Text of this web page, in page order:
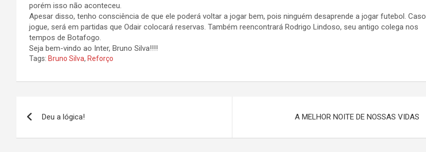
porém isso não aconteceu.
Apesar disso, tenho consciência de que ele poderá voltar a jogar bem, pois ninguém desaprende a jogar futebol. Caso
jogue, será em partidas que Odair colocará reservas. Também reencontrará Rodrigo Lindoso, seu antigo colega nos
tempos de Botafogo.
Seja bem-vindo ao Inter, Bruno Silva!!!!
Tags: Bruno Silva, Reforço
de
Deu a lógica! A MELHOR NOITE DE NOSSAS VIDAS